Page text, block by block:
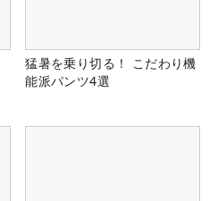
猛暑を乗り切る！ こだわり機
能派パンツ4選